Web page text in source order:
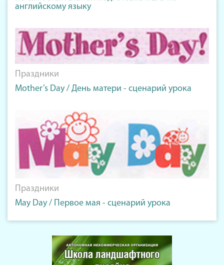
английскому языку
Праздники
Mother’s Day / День матери - сценарий урока
Праздники
May Day / Первое мая - сценарий урока